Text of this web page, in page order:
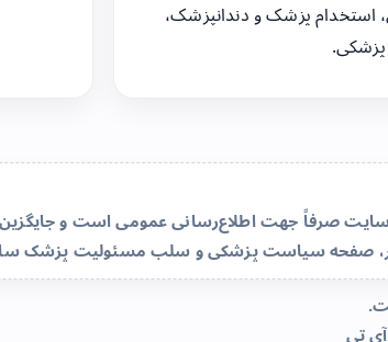
استخدام پزشک و دندانپزشک،
صرفاً جهت اطلاع‌رسانی عمومی است و
صفحهسیاست پزشکی و سلب مسئولیت پزشک
آی تی